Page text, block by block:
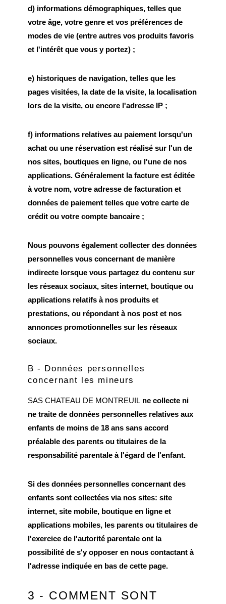
d) informations démographiques, telles que
votre âge, votre genre et vos préférences de
modes de vie (entre autres vos produits favoris
et l'intérêt que vous y portez) ;
e) historiques de navigation, telles que les
pages visitées, la date de la visite, la localisation
lors de la visite, ou encore l'adresse IP ;
f) informations relatives au paiement lorsqu'un
achat ou une réservation est réalisé sur l'un de
nos sites, boutiques en ligne, ou l'une de nos
applications. Généralement la facture est éditée
à votre nom, votre adresse de facturation et
données de paiement telles que votre carte de
crédit ou votre compte bancaire ;
Nous pouvons également collecter des données
personnelles vous concernant de manière
indirecte lorsque vous partagez du contenu sur
les réseaux sociaux, sites internet, boutique ou
applications relatifs à nos produits et
prestations, ou répondant à nos post et nos
annonces promotionnelles sur les réseaux
sociaux.
B - Données personnelles
concernant les mineurs
SAS CHATEAU DE MONTREUILne collecte ni
ne traite de données personnelles relatives aux
enfants de moins de 18 ans sans accord
préalable des parents ou titulaires de la
responsabilité parentale à l'égard de l'enfant.
Si des données personnelles concernant des
enfants sont collectées via nos sites: site
internet, site mobile, boutique en ligne et
applications mobiles, les parents ou titulaires de
l'exercice de l'autorité parentale ont la
possibilité de s'y opposer en nous contactant à
l'adresse indiquée en bas de cette page.
3 - COMMENT SONT